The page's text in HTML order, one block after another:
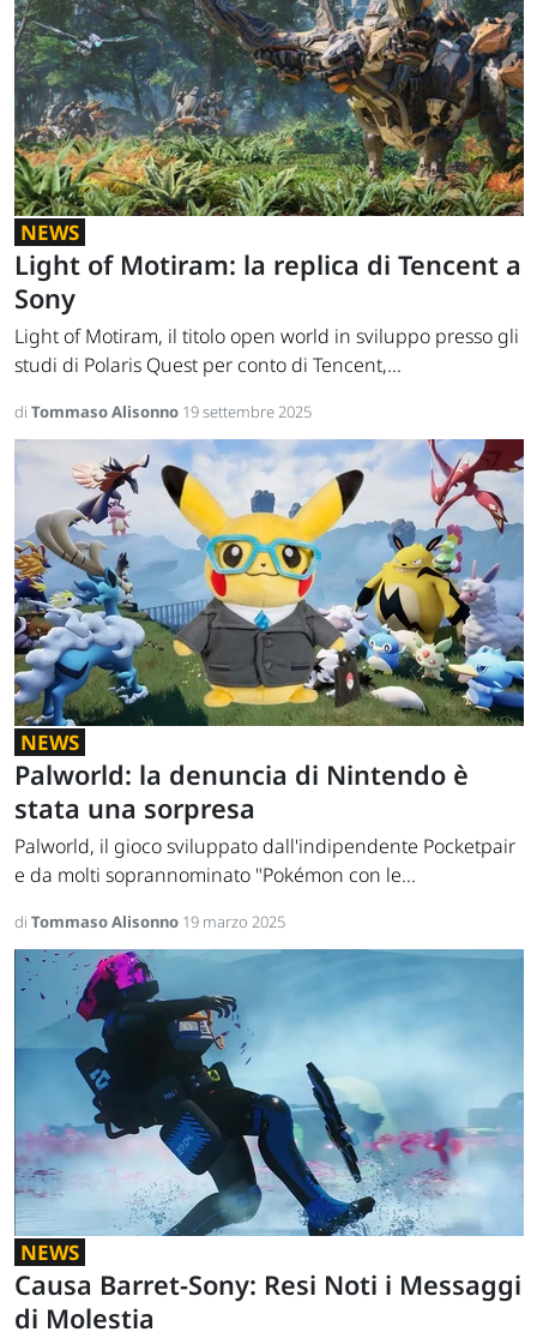
NEWS
Light of Motiram: la replica di Tencent a
Sony
Light of Motiram, il titolo open world in sviluppo presso gli
studi di Polaris Quest per conto di Tencent,...
di Tommaso Alisonno 19 settembre 2025
NEWS
Palworld: la denuncia di Nintendo è
stata una sorpresa
Palworld, il gioco sviluppato dall'indipendente Pocketpair
e da molti soprannominato "Pokémon con le...
di Tommaso Alisonno 19 marzo 2025
NEWS
Causa Barret-Sony: Resi Noti i Messaggi
di Molestia